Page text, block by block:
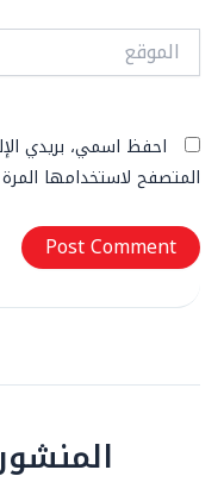
الموقع
احفظ اسمي، بريدي
المتصفح لاستخدامها